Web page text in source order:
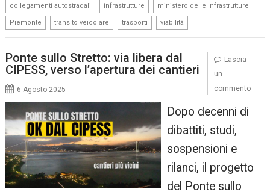
collegamenti autostradali infrastrutture ministero delle Infrastrutture
Piemonte transito veicolare trasporti viabilità
Ponte sullo Stretto: via libera dal
CIPESS, verso l’apertura dei cantieri
6 Agosto 2025
Dopo decenni di
dibattiti, studi,
sospensioni e
rilanci, il progetto
del Ponte sullo
Lascia
un
commento